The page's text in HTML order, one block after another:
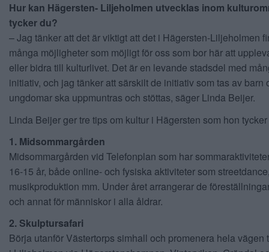
Hur kan Hägersten- Liljeholmen utvecklas inom
tycker du?
– Jag tänker att det är viktigt att det i Hägersten-Liljeholmen
många möjligheter som möjligt för oss som bor här att
eller bidra till kulturlivet. Det är en levande stadsdel med
initiativ, och jag tänker att särskilt de initiativ som tas av barn
ungdomar ska uppmuntras och stöttas, säger Linda Beijer.
Linda Beijer ger tre tips om kultur i Hägersten som hon tycker
1. Midsommargården
Midsommargården vid Telefonplan som har
16-15 år, både online- och fysiska aktiviteter som streetdance,
musikproduktion mm. Under året arrangerar de
och annat för människor i alla åldrar.
2. Skulptursafari
Börja utanför Västertorps simhall och promenera hela vägen